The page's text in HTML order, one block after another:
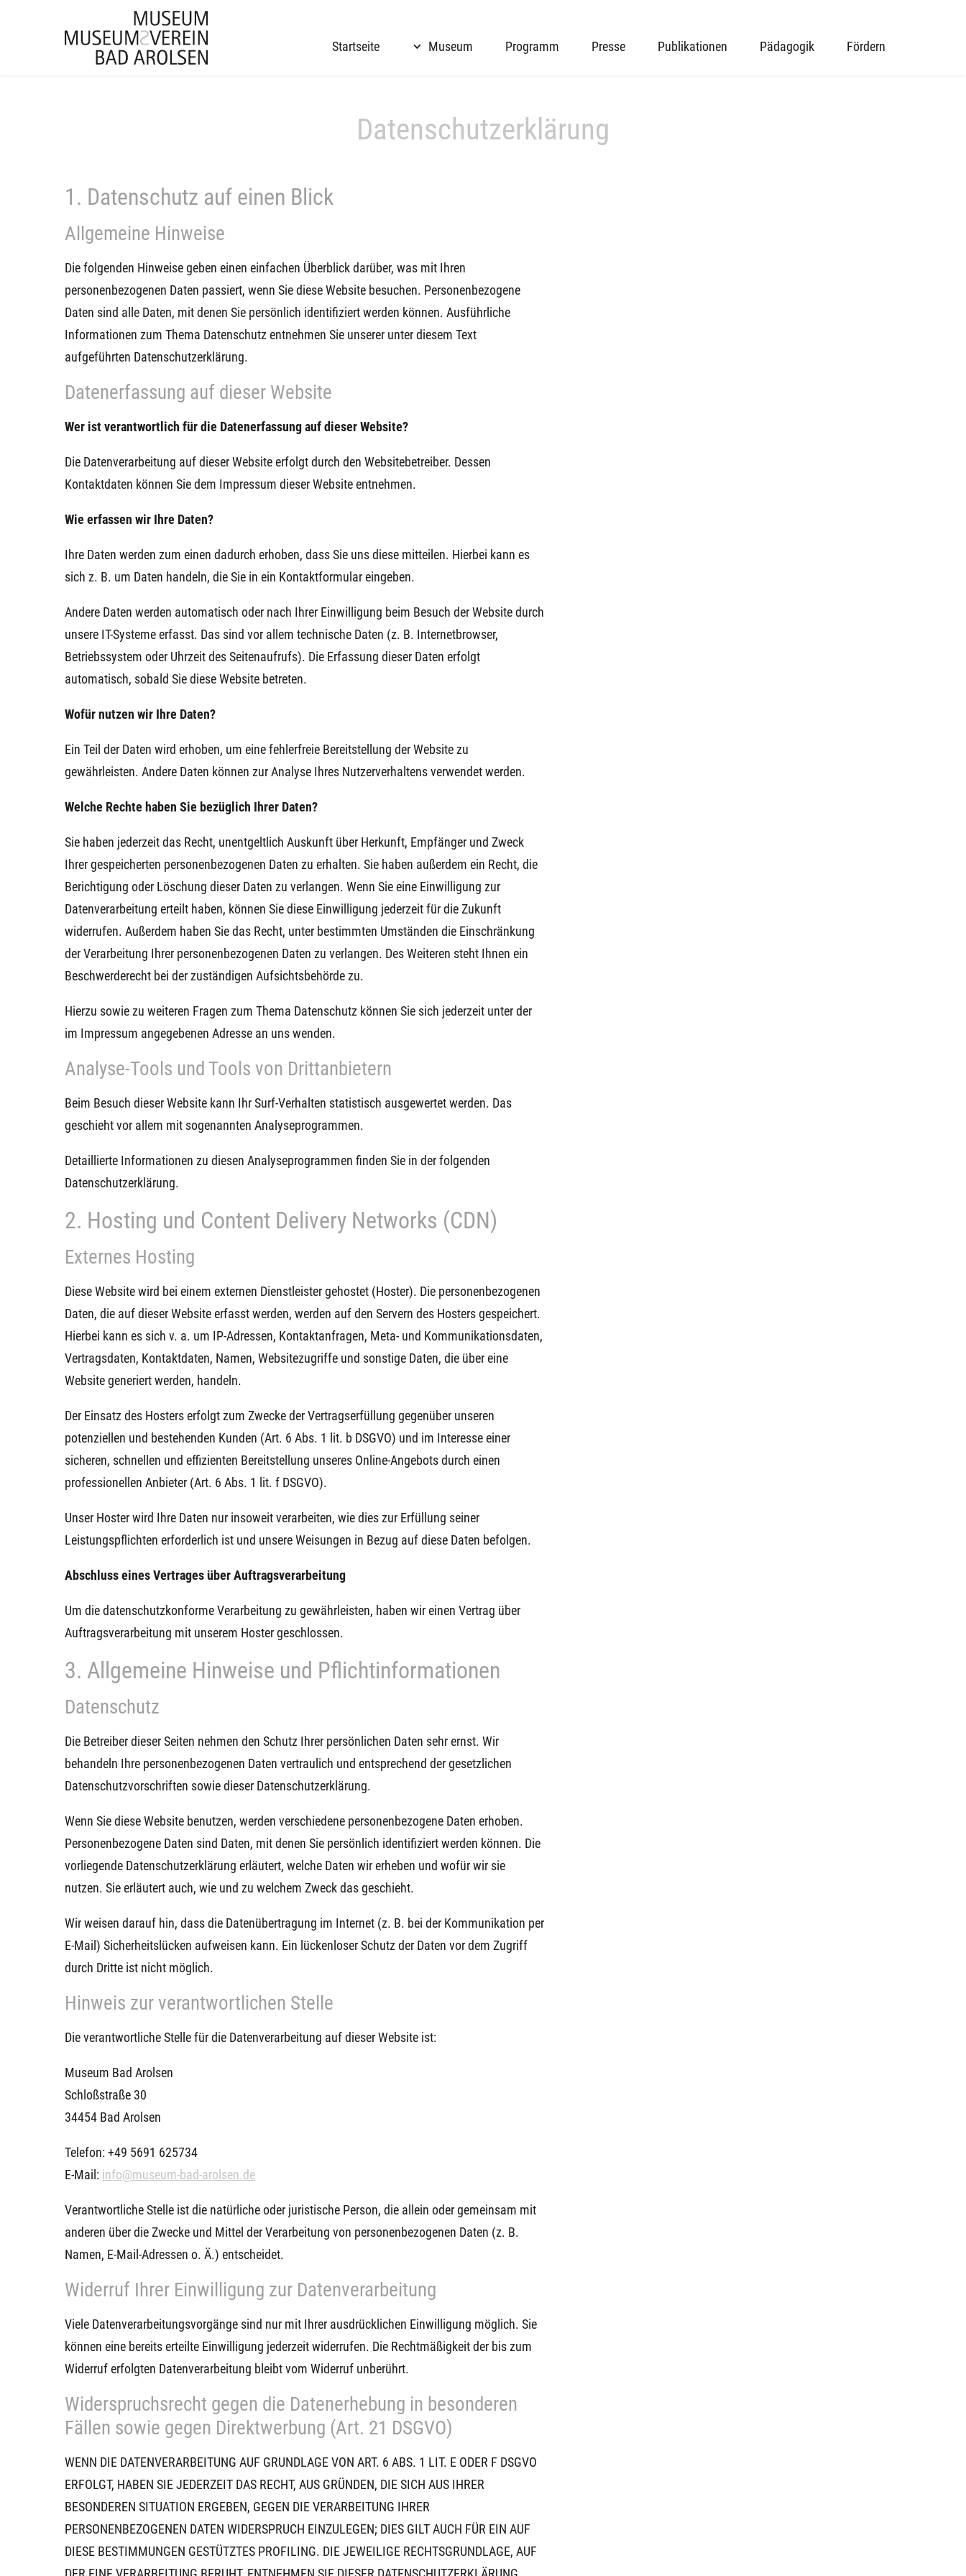
Startseite Museum Programm Presse Publikationen Pädagogik Fördern
Datenschutz­erklärung
1. Datenschutz auf einen Blick
Allgemeine Hinweise
Die folgenden Hinweise geben einen einfachen Überblick darüber, was mit Ihren
personenbezogenen Daten passiert, wenn Sie diese Website besuchen. Personenbezogene
Daten sind alle Daten, mit denen Sie persönlich identifiziert werden können. Ausführliche
Informationen zum Thema Datenschutz entnehmen Sie unserer unter diesem Text
aufgeführten Datenschutzerklärung.
Datenerfassung auf dieser Website
Wer ist verantwortlich für die Datenerfassung auf dieser Website?
Die Datenverarbeitung auf dieser Website erfolgt durch den Websitebetreiber. Dessen
Kontaktdaten können Sie dem Impressum dieser Website entnehmen.
Wie erfassen wir Ihre Daten?
Ihre Daten werden zum einen dadurch erhoben, dass Sie uns diese mitteilen. Hierbei kann es
sich z. B. um Daten handeln, die Sie in ein Kontaktformular eingeben.
Andere Daten werden automatisch oder nach Ihrer Einwilligung beim Besuch der Website durch
unsere IT-Systeme erfasst. Das sind vor allem technische Daten (z. B. Internetbrowser,
Betriebssystem oder Uhrzeit des Seitenaufrufs). Die Erfassung dieser Daten erfolgt
automatisch, sobald Sie diese Website betreten.
Wofür nutzen wir Ihre Daten?
Ein Teil der Daten wird erhoben, um eine fehlerfreie Bereitstellung der Website zu
gewährleisten. Andere Daten können zur Analyse Ihres Nutzerverhaltens verwendet werden.
Welche Rechte haben Sie bezüglich Ihrer Daten?
Sie haben jederzeit das Recht, unentgeltlich Auskunft über Herkunft, Empfänger und Zweck
Ihrer gespeicherten personenbezogenen Daten zu erhalten. Sie haben außerdem ein Recht, die
Berichtigung oder Löschung dieser Daten zu verlangen. Wenn Sie eine Einwilligung zur
Datenverarbeitung erteilt haben, können Sie diese Einwilligung jederzeit für die Zukunft
widerrufen. Außerdem haben Sie das Recht, unter bestimmten Umständen die Einschränkung
der Verarbeitung Ihrer personenbezogenen Daten zu verlangen. Des Weiteren steht Ihnen ein
Beschwerderecht bei der zuständigen Aufsichtsbehörde zu.
Hierzu sowie zu weiteren Fragen zum Thema Datenschutz können Sie sich jederzeit unter der
im Impressum angegebenen Adresse an uns wenden.
Analyse-Tools und Tools von Dritt­anbietern
Beim Besuch dieser Website kann Ihr Surf-Verhalten statistisch ausgewertet werden. Das
geschieht vor allem mit sogenannten Analyseprogrammen.
Detaillierte Informationen zu diesen Analyseprogrammen finden Sie in der folgenden
Datenschutzerklärung.
2. Hosting und Content Delivery Networks (CDN)
Externes Hosting
Diese Website wird bei einem externen Dienstleister gehostet (Hoster). Die personenbezogenen
Daten, die auf dieser Website erfasst werden, werden auf den Servern des Hosters gespeichert.
Hierbei kann es sich v. a. um IP-Adressen, Kontaktanfragen, Meta- und Kommunikationsdaten,
Vertragsdaten, Kontaktdaten, Namen, Websitezugriffe und sonstige Daten, die über eine
Website generiert werden, handeln.
Der Einsatz des Hosters erfolgt zum Zwecke der Vertragserfüllung gegenüber unseren
potenziellen und bestehenden Kunden (Art. 6 Abs. 1 lit. b DSGVO) und im Interesse einer
sicheren, schnellen und effizienten Bereitstellung unseres Online-Angebots durch einen
professionellen Anbieter (Art. 6 Abs. 1 lit. f DSGVO).
Unser Hoster wird Ihre Daten nur insoweit verarbeiten, wie dies zur Erfüllung seiner
Leistungspflichten erforderlich ist und unsere Weisungen in Bezug auf diese Daten befolgen.
Abschluss eines Vertrages über Auftragsverarbeitung
Um die datenschutzkonforme Verarbeitung zu gewährleisten, haben wir einen Vertrag über
Auftragsverarbeitung mit unserem Hoster geschlossen.
3. Allgemeine Hinweise und Pflicht­informationen
Datenschutz
Die Betreiber dieser Seiten nehmen den Schutz Ihrer persönlichen Daten sehr ernst. Wir
behandeln Ihre personenbezogenen Daten vertraulich und entsprechend der gesetzlichen
Datenschutzvorschriften sowie dieser Datenschutzerklärung.
Wenn Sie diese Website benutzen, werden verschiedene personenbezogene Daten erhoben.
Personenbezogene Daten sind Daten, mit denen Sie persönlich identifiziert werden können. Die
vorliegende Datenschutzerklärung erläutert, welche Daten wir erheben und wofür wir sie
nutzen. Sie erläutert auch, wie und zu welchem Zweck das geschieht.
Wir weisen darauf hin, dass die Datenübertragung im Internet (z. B. bei der Kommunikation per
E-Mail) Sicherheitslücken aufweisen kann. Ein lückenloser Schutz der Daten vor dem Zugriff
durch Dritte ist nicht möglich.
Hinweis zur verantwortlichen Stelle
Die verantwortliche Stelle für die Datenverarbeitung auf dieser Website ist:
Museum Bad Arolsen
Schloßstraße 30
34454 Bad Arolsen
Telefon: +49 5691 625734
E-Mail: info@museum-bad-arolsen.de
Verantwortliche Stelle ist die natürliche oder juristische Person, die allein oder gemeinsam mit
anderen über die Zwecke und Mittel der Verarbeitung von personenbezogenen Daten (z. B.
Namen, E-Mail-Adressen o. Ä.) entscheidet.
Widerruf Ihrer Einwilligung zur Datenverarbeitung
Viele Datenverarbeitungsvorgänge sind nur mit Ihrer ausdrücklichen Einwilligung möglich. Sie
können eine bereits erteilte Einwilligung jederzeit widerrufen. Die Rechtmäßigkeit der bis zum
Widerruf erfolgten Datenverarbeitung bleibt vom Widerruf unberührt.
Widerspruchsrecht gegen die Datenerhebung in besonderen
Fällen sowie gegen Direktwerbung (Art. 21 DSGVO)
WENN DIE DATENVERARBEITUNG AUF GRUNDLAGE VON ART. 6 ABS. 1 LIT. E ODER F DSGVO
ERFOLGT, HABEN SIE JEDERZEIT DAS RECHT, AUS GRÜNDEN, DIE SICH AUS IHRER
BESONDEREN SITUATION ERGEBEN, GEGEN DIE VERARBEITUNG IHRER
PERSONENBEZOGENEN DATEN WIDERSPRUCH EINZULEGEN; DIES GILT AUCH FÜR EIN AUF
DIESE BESTIMMUNGEN GESTÜTZTES PROFILING. DIE JEWEILIGE RECHTSGRUNDLAGE, AUF